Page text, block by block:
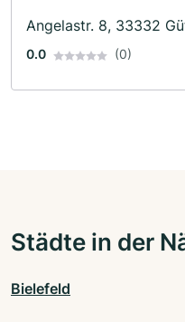
Angelastr. 8, 33332
0.0 (0)
Städte in der
Bielefeld